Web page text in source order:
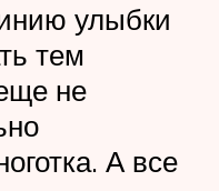
улыбки
тем
не
А все